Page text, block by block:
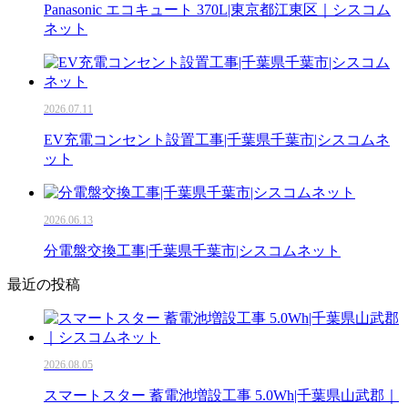
Panasonic エコキュート 370L|東京都江東区｜シスコム
ネット
2026.07.11
EV充電コンセント設置工事|千葉県千葉市|シスコムネ
ット
2026.06.13
分電盤交換工事|千葉県千葉市|シスコムネット
最近の投稿
2026.08.05
スマートスター 蓄電池増設工事 5.0Wh|千葉県山武郡｜